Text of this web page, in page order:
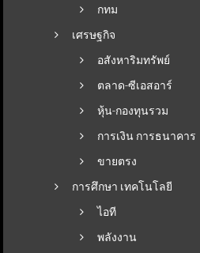
กทม
เศรษฐกิจ
อสังหาริมทรัพย์
ตลาด-ซีเอสอาร์
หุ้น-กองทุนรวม
การเงิน การธนาคาร
ขายตรง
การศึกษา เทคโนโลยี
ไอที
พลังงาน